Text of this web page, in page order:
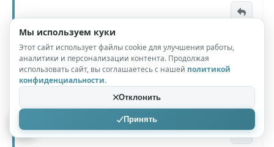
Alex_85
1.06.2026 в 13:01
Мы используем куки
Этот сайт использует файлы cookie для улучшения работы,
аналитики и персонализации контента. Продолжая
использовать сайт, вы соглашаетесь с нашей политикой
конфиденциальности.
Отклонить
Принять